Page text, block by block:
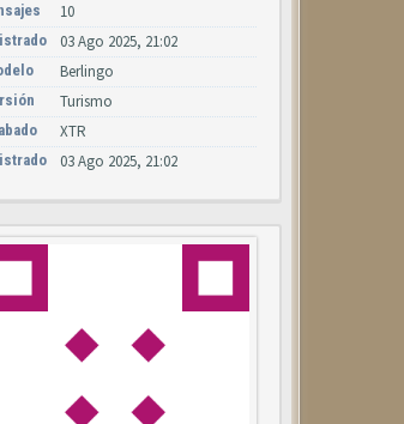
10
03 Ago 2025, 21:02
Berlingo
Turismo
XTR
03 Ago 2025, 21:02